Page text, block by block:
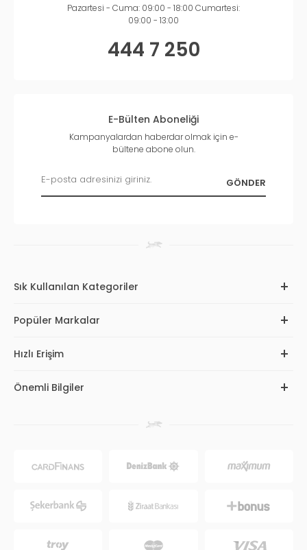
Pazartesi - Cuma: 09:00 - 18:00 Cumartesi:
09:00 - 13:00
444 7 250
E-Bülten Aboneliği
Kampanyalardan haberdar olmak için e-
bültene abone olun.
Sık Kullanılan Kategoriler
Popüler Markalar
Hızlı Erişim
Önemli Bilgiler